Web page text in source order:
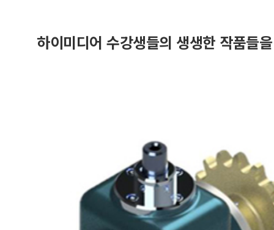
하이미디어 수강생들의 생생한 작품들